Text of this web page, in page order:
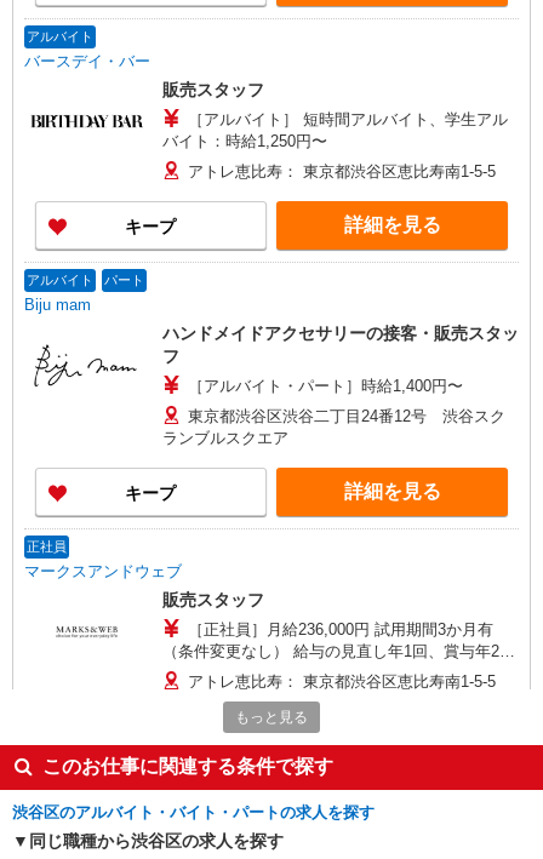
アルバイト
バースデイ・バー
販売スタッフ
［アルバイト］ 短時間アルバイト、学生アル
バイト：時給1,250円〜
アトレ恵比寿： 東京都渋谷区恵比寿南1-5-5
キープ 詳細を見る
アルバイト パート
Biju mam
ハンドメイドアクセサリーの接客・販売スタッ
フ
［アルバイト・パート］時給1,400円〜
東京都渋谷区渋谷二丁目24番12号 渋谷スク
ランブルスクエア
キープ 詳細を見る
正社員
マークスアンドウェブ
販売スタッフ
［正社員］月給236,000円 試用期間3か月有
（条件変更なし） 給与の見直し年1回、賞与年2回
（1年以上勤務者）、決算賞与年1回 ※当社規程
による 【キャリアプラン】 働き甲斐を感じる環境
の実現のため、明確なキャリアプラン制度をご用
意。各職位毎に求める役割・責務などを細かく設
定。年に1回行う人事面談では、制度に基づいた適
正な評価・給与をスタッフに還元しています。 ・
アトレ恵比寿ショップのスタッフの場合 パートナ
ー3級 月給236,000円 パートナー2級 月給
250,000円 パートナー1級 月給264,000円 ※入社
アトレ恵比寿： 東京都渋谷区恵比寿南1-5-5
正社員
THE SHOP
販売スタッフ
もっと見る
このお仕事に関連する条件で探す
渋谷区のアルバイト・バイト・パートの求人を探す
同じ職種から渋谷区の求人を探す